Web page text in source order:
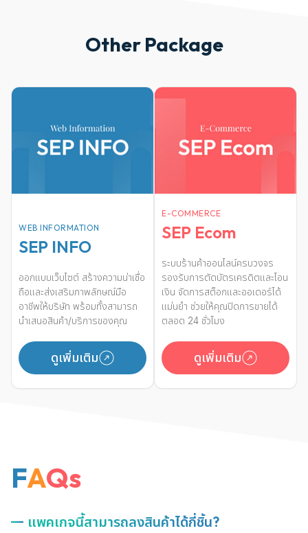
Other Package
WEB INFORMATION
SEP INFO
ออกแบบเว็บไซต์ สร้างความน่าเชื่อ
ถือและส่งเสริมภาพลักษณ์มือ
อาชีพให้บริษัท พร้อมทั้งสามารถ
นำเสนอสินค้า/บริการของคุณ
ดูเพิ่มเติม
E-COMMERCE
SEP Ecom
ระบบร้านค้าออนไลน์ครบวงจร
รองรับการตัดบัตรเครดิตและโอน
เงิน จัดการสต็อกและออเดอร์ได้
แม่นยำ ช่วยให้คุณปิดการขายได้
ตลอด 24 ชั่วโมง
ดูเพิ่มเติม
FAQs
แพคเกจนี้สามารถลงสินค้าได้กี่ชิ้น?